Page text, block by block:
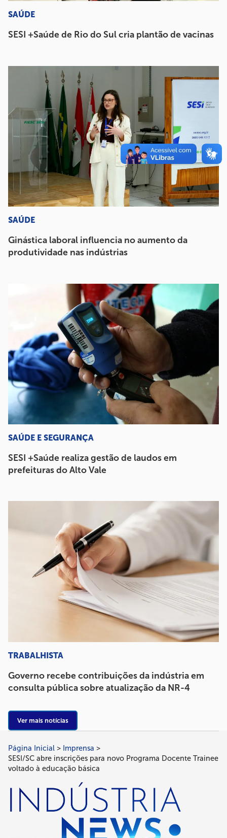
SAÚDE
SESI +Saúde de Rio do Sul cria plantão de vacinas
SAÚDE
Ginástica laboral influencia no aumento da
produtividade nas indústrias
SAÚDE E SEGURANÇA
SESI +Saúde realiza gestão de laudos em
prefeituras do Alto Vale
TRABALHISTA
Governo recebe contribuições da indústria em
consulta pública sobre atualização da NR-4
Ver mais notícias
Trilha
de
navegação
Página Inicial
Imprensa
SESI/SC abre inscrições para novo Programa Docente Trainee
voltado à educação básica